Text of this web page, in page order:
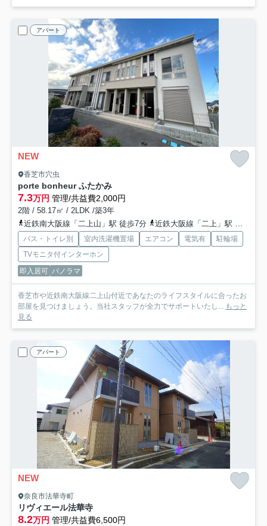
アパート
NEW
香芝市穴虫
porte bonheur ふたかみ
7.3万円 管理/共益費2,000円
2階 / 58.17㎡ / 2LDK /築3年
近鉄南大阪線「二上山」駅 徒歩7分
近鉄大阪線「二上」駅 徒歩8分
バス・トイレ別 室内洗濯機置場 エアコン 電気有
駐輪場
TVモニタ付インターホン
即入居可 パノラマ
香芝市や近鉄南大阪線二上山付近であなたのライフスタイルに合ったお
部屋を見つけましょう。当社スタッフが全力でサポートいたし...
もっと
見る
アパート
NEW
奈良市法華寺町
リヴィエール法華寺
8.2万円 管理/共益費6,500円